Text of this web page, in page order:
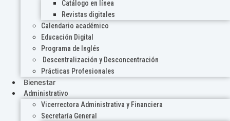
Catálogo en línea
Revistas digitales
Calendario académico
Educación Digital
Programa de Inglés
Descentralización y Desconcentración
Prácticas Profesionales
Bienestar
Administrativo
Vicerrectora Administrativa y Financiera
Secretaría General